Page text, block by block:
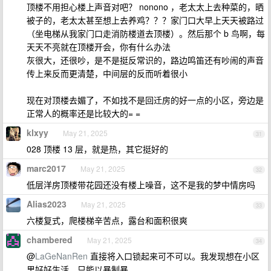
顶楼不用担心楼上声音对吧？ nonono ，老太太上去种菜的，晒
被子的，老太太甚至想上去养鸡？？？家门口大早上天天被路过
（坐电梯从我家门口走消防楼道去顶楼）。然后那个 b 鸟啊，每
天天不亮就在顶楼开会，你有什么办法
灰很大，还很吵，是不是挺反常识的，路边鸣笛还有吵闹的声音
传上来反而更清楚，中间层的反而听着很小
现在对顶楼去媚了，不如找不是回迁房的好一点的小区，旁边是
正常人的概率还是比较大的= =
31
klxyy May 21, 2025
028 顶楼 13 层，就是热，其它挺好的
32
marc2017 May 21, 2025
低层洋房顶楼带花园还没有楼上噪音，这不是我的梦中情房吗
33
Alias2023 May 21, 2025
六楼复式，爬楼梯辛苦点，露台和面积很爽
34
chambered May 21, 2025
@LaGeNanRen 直接将入口锁起来可不可以。我发现想在小区